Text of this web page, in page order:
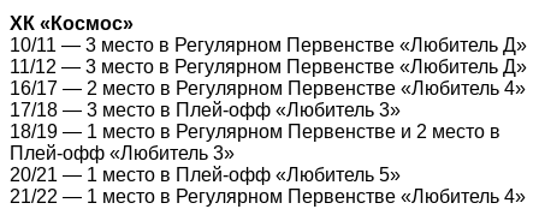
ХК «Космос»
10/11 — 3 место в Регулярном Первенстве «Любитель Д»
11/12 — 3 место в Регулярном Первенстве «Любитель Д»
16/17 — 2 место в Регулярном Первенстве «Любитель 4»
17/18 — 3 место в Плей-офф «Любитель 3»
18/19 — 1 место в Регулярном Первенстве и 2 место в
Плей-офф «Любитель 3»
20/21 — 1 место в Плей-офф «Любитель 5»
21/22 — 1 место в Регулярном Первенстве «Любитель 4»